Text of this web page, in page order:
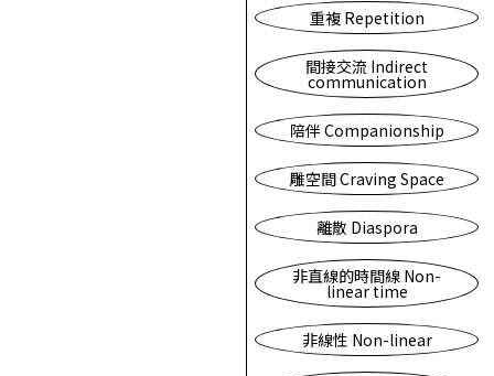
重複 Repetition
間接交流 Indirect
communication
陪伴 Companionship
雕空間 Craving Space
離散 Diaspora
非直線的時間線 Non-
linear time
非線性 Non-linear